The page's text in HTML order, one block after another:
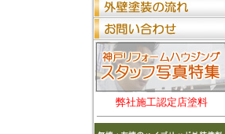
弊社施工認定店塗料